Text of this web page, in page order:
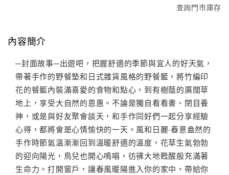
查詢門市庫存
內容簡介
─封面故事─出遊吧，把握舒適的季節與宜人的好天氣，
帶著手作的野餐墊和日式雜貨風格的野餐籃，將竹編印
花的餐籃內裝滿喜愛的食物和點心，到有樹蔭的廣闊草
地上，享受大自然的恩惠。不論是獨自看看書、閉目養
神，或是與好友聚會談天，和手作同好們一起分享經驗
心得，都將會是心情愉快的一天。風和日麗‧春意盎然的
手作時節氣溫漸漸回到溫暖舒適的溫度，花草生氣勃勃
的迎向陽光，鳥兒也開心鳴唱，彷彿大地甦醒般充滿著
生命力。打開窗戶，讓春風暖陽進入你的家中，帶給你